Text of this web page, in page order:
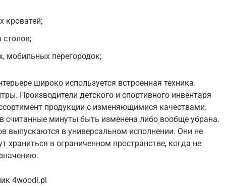
кроватей;
мобильных перегородок;
широко используется встроенная техника.
Производители детского и спортивного инвентаря
продукции с изменяющимися качествами.
считанные минуты быть изменена либо вообще убрана.
выпускаются в универсальном исполнении. Они не
храниться в ограниченном пространстве, когда не
4woodi.pl